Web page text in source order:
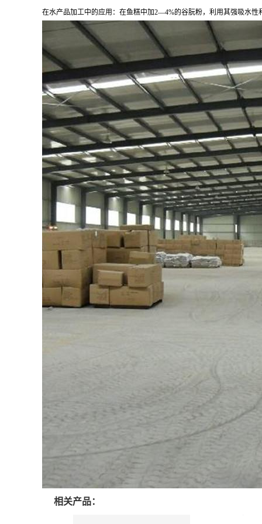
在水产品加工中的应用：在鱼糕中加2—4%的谷朊粉，利用其强吸水
相关产品：